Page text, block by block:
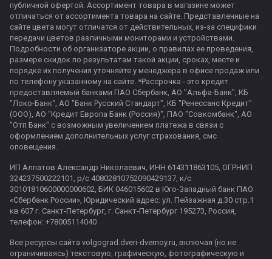
публичной офертой. Ассортимент товара в магазине может
отличаться от ассортимента товара на сайте. Представленные на
сайте цвета могут отличатся от действительных, из-за специфики
передачи цветов различными мониторами и устройствами.
Подробности об организаторе акции, о правилах ее проведения,
размере скидок по результатам такой акции, сроках, месте и
порядке их получения уточняйте у менеджера в офисе продаж или
по телефону указанному на сайте. *Рассрочка - это кредит
предоставляемый банками ПАО Сбербанк, АО "Альфа-Банк", КБ
"Локо-Банк", АО "Банк Русский Стандарт", КБ "Ренессанс Кредит"
(ООО), АО "Кредит Европа Банк (Россия)", ПАО "Совкомбанк", АО
"Отп Банк" с возможным увеличением платежа в связи с
оформлением дополнительных услуг страхования, смс
оповещения.
ИП Алпатов Александр Николаевич, ИНН 614311863105, ОГРНИП
324237500222101, р/с 40802810752090429137, к/с
30101810600000000602, БИК 046015602 в Юго-Западный банк ПАО
«Сбербанк России», Юридический адрес: ул. Пейзажная д.30 стр.1
кв 607 г. Санкт-Петербург, г. Санкт-Петербург 195273, Россия,
телефон: +78005114040
Все ресурсы сайта volgograd.dveri-dvernoy.ru, включая (но не
ограничиваясь) текстовую, графическую, фотографическую и